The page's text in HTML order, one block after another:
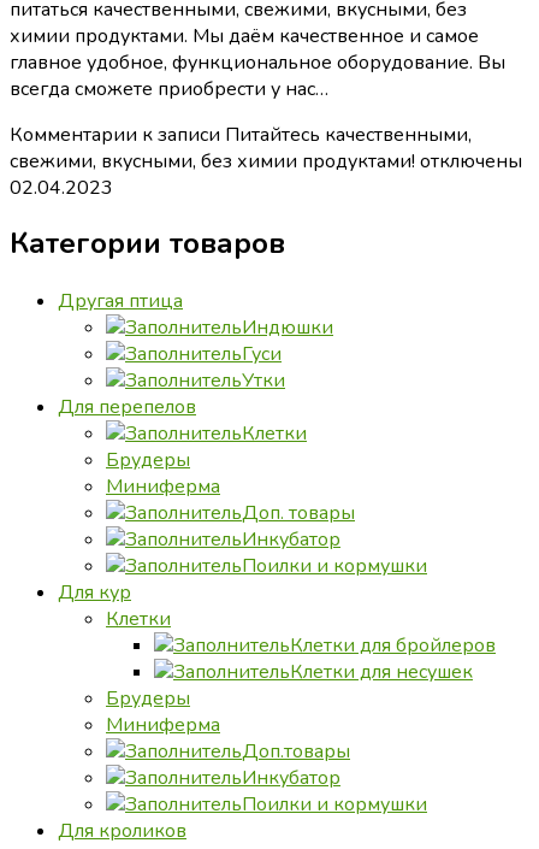
питаться качественными, свежими, вкусными, без
химии продуктами. Мы даём качественное и самое
главное удобное, функциональное оборудование. Вы
всегда сможете приобрести у нас…
Комментарии к записи Питайтесь качественными,
свежими, вкусными, без химии продуктами! отключены
02.04.2023
Категории товаров
Другая птица
Индюшки
Гуси
Утки
Для перепелов
Клетки
Брудеры
Миниферма
Доп. товары
Инкубатор
Поилки и кормушки
Для кур
Клетки
Клетки для бройлеров
Клетки для несушек
Брудеры
Миниферма
Доп.товары
Инкубатор
Поилки и кормушки
Для кроликов